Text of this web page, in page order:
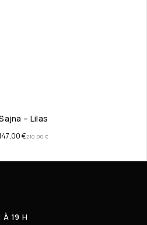
– Lilas
210,00€
€
À 19 H